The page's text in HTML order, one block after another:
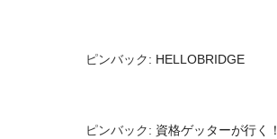
ピンバック: HELLOBRIDGE
ピンバック: 資格ゲッターが行く！